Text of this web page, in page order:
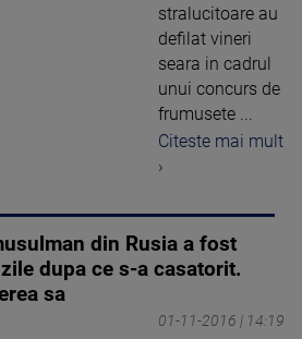
stralucitoare au
defilat vineri
seara in cadrul
unui concurs de
frumusete ...
Citeste mai mult
›
din Rusia a fost
dupa ce s-a casatorit.
sa
01-11-2016 | 14:19